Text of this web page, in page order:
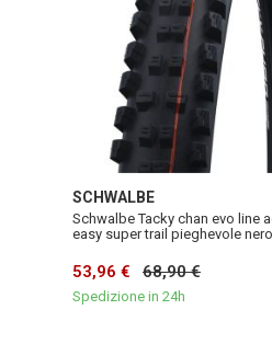
SCHWALBE
Schwalbe Tacky chan evo line
easy super trail pieghevole nero
53,96 € 68,90 €
Spedizione in 24h